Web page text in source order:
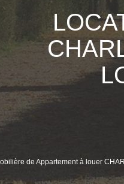
de Appartement à louer